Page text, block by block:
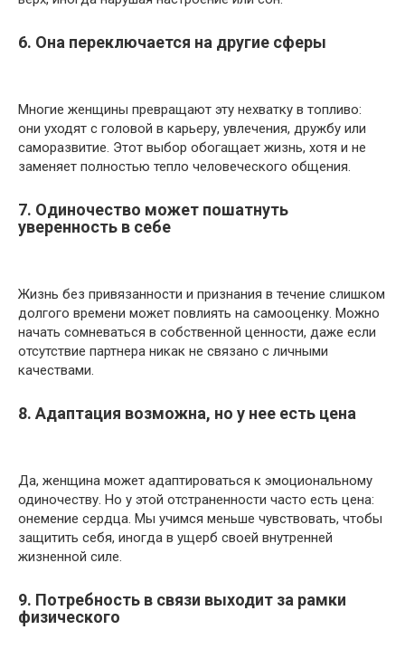
6. Она переключается на другие сферы
Многие женщины превращают эту нехватку в топливо:
они уходят с головой в карьеру, увлечения, дружбу или
саморазвитие. Этот выбор обогащает жизнь, хотя и не
заменяет полностью тепло человеческого общения.
7. Одиночество может пошатнуть
уверенность в себе
Жизнь без привязанности и признания в течение слишком
долгого времени может повлиять на самооценку. Можно
начать сомневаться в собственной ценности, даже если
отсутствие партнера никак не связано с личными
качествами.
8. Адаптация возможна, но у нее есть цена
Да, женщина может адаптироваться к эмоциональному
одиночеству. Но у этой отстраненности часто есть цена:
онемение сердца. Мы учимся меньше чувствовать, чтобы
защитить себя, иногда в ущерб своей внутренней
жизненной силе.
9. Потребность в связи выходит за рамки
физического